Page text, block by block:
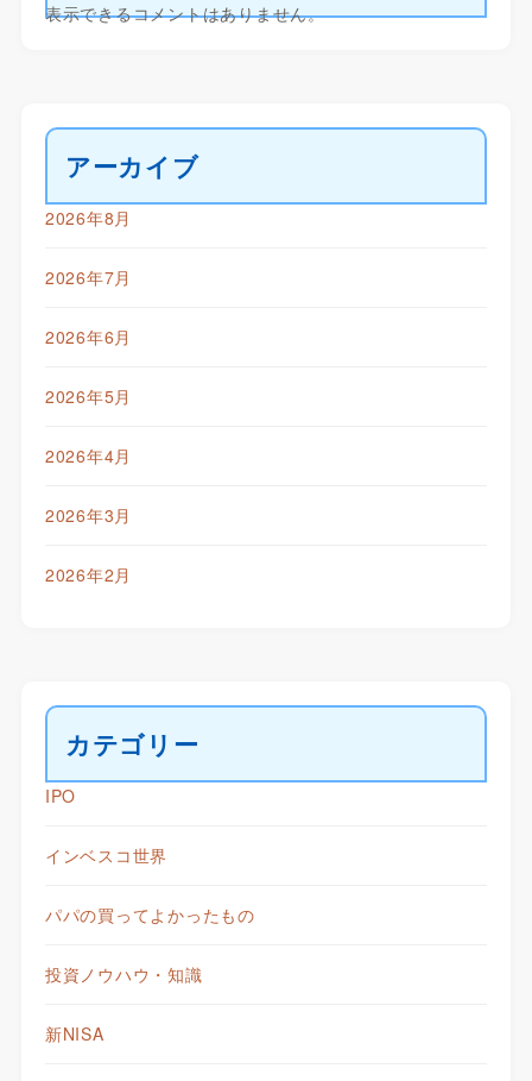
表示できるコメントはありません。
アーカイブ
2026年8月
2026年7月
2026年6月
2026年5月
2026年4月
2026年3月
2026年2月
カテゴリー
IPO
インベスコ世界
パパの買ってよかったもの
投資ノウハウ・知識
新NISA